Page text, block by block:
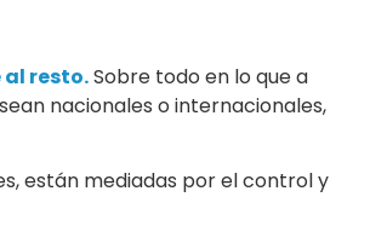
resto.Sobre todo en lo que a
nacionales o internacionales,
están mediadas por el control y